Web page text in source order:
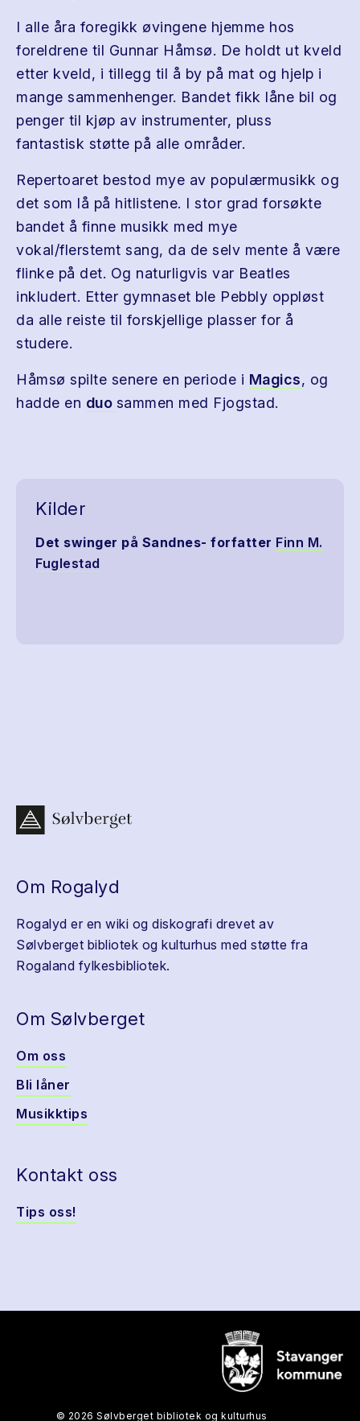
I alle åra foregikk øvingene hjemme hos
foreldrene til Gunnar Håmsø. De holdt ut kveld
etter kveld, i tillegg til å by på mat og hjelp i
mange sammenhenger. Bandet fikk låne bil og
penger til kjøp av instrumenter, pluss
fantastisk støtte på alle områder.
Repertoaret bestod mye av populærmusikk og
det som lå på hitlistene. I stor grad forsøkte
bandet å finne musikk med mye
vokal/flerstemt sang, da de selv mente å være
flinke på det. Og naturligvis var Beatles
inkludert. Etter gymnaset ble Pebbly oppløst
da alle reiste til forskjellige plasser for å
studere.
Håmsø spilte senere en periode i Magics, og
hadde en duo sammen med Fjogstad.
Kilder
Det swinger på Sandnes- forfatter Finn M.
Fuglestad
Om Rogalyd
Rogalyd er en wiki og diskografi drevet av
Sølvberget bibliotek og kulturhus med støtte fra
Rogaland fylkesbibliotek.
Om Sølvberget
Om oss
Bli låner
Musikktips
Kontakt oss
Tips oss!
© 2026 Sølvberget bibliotek og kulturhus